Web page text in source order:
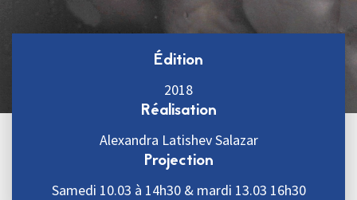
Édition
2018
Réalisation
Alexandra Latishev Salazar
Projection
Samedi 10.03 à 14h30 & mardi 13.03 16h30